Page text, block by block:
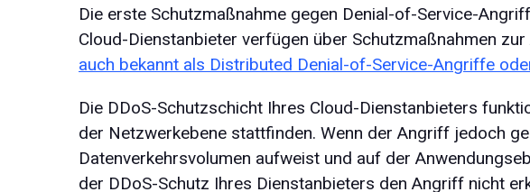
Die erste Schutzmaßnahme gegen Denial-of-Service-
Cloud-Dienstanbieter verfügen über Schutzmaßnahmen
auch bekannt als Distributed Denial-of-Service-Angriffe
Die DDoS-Schutzschicht Ihres Cloud-Dienstanbieters
der Netzwerkebene stattfinden. Wenn der Angriff jedoch
Datenverkehrsvolumen aufweist und auf der
der DDoS-Schutz Ihres Dienstanbieters den Angriff nicht